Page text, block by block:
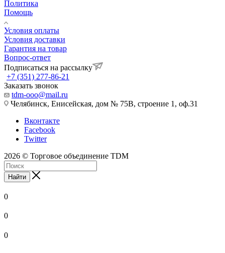
Политика
Помощь
Условия оплаты
Условия доставки
Гарантия на товар
Вопрос-ответ
Подписаться на рассылку
+7 (351) 277-86-21
Заказать звонок
tdm-ooo@mail.ru
Челябинск, Енисейская, дом № 75В, строение 1, оф.31
Вконтакте
Facebook
Twitter
2026 © Торговое объединение TDM
Найти
0
0
0